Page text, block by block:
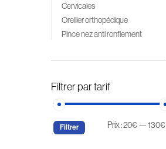
Cervicales
Oreiller orthopédique
Pince nez anti ronflement
Filtrer par tarif
Filtrer Prix :20€—130€